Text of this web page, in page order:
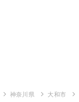
神奈川県 大和市